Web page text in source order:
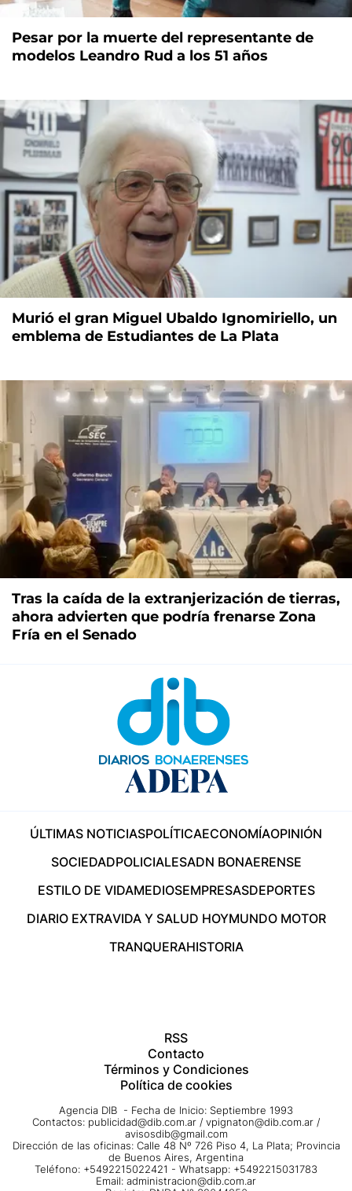
Pesar por la muerte del representante de
modelos Leandro Rud a los 51 años
Murió el gran Miguel Ubaldo Ignomiriello, un
emblema de Estudiantes de La Plata
Tras la caída de la extranjerización de tierras,
ahora advierten que podría frenarse Zona
Fría en el Senado
ÚLTIMAS NOTICIASPOLÍTICAECONOMÍAOPINIÓN
SOCIEDADPOLICIALESADN BONAERENSE
ESTILO DE VIDAMEDIOSEMPRESASDEPORTES
DIARIO EXTRAVIDA Y SALUD HOYMUNDO MOTOR
TRANQUERAHISTORIA
RSS
Contacto
Términos y Condiciones
Política de cookies
Agencia DIB - Fecha de Inicio: Septiembre 1993
Contactos: publicidad@dib.com.ar / vpignaton@dib.com.ar /
avisosdib@gmail.com
Dirección de las oficinas: Calle 48 Nº 726 Piso 4, La Plata; Provincia
de Buenos Aires, Argentina
Teléfono: +5492215022421 - Whatsapp: +5492215031783
Email: administracion@dib.com.ar